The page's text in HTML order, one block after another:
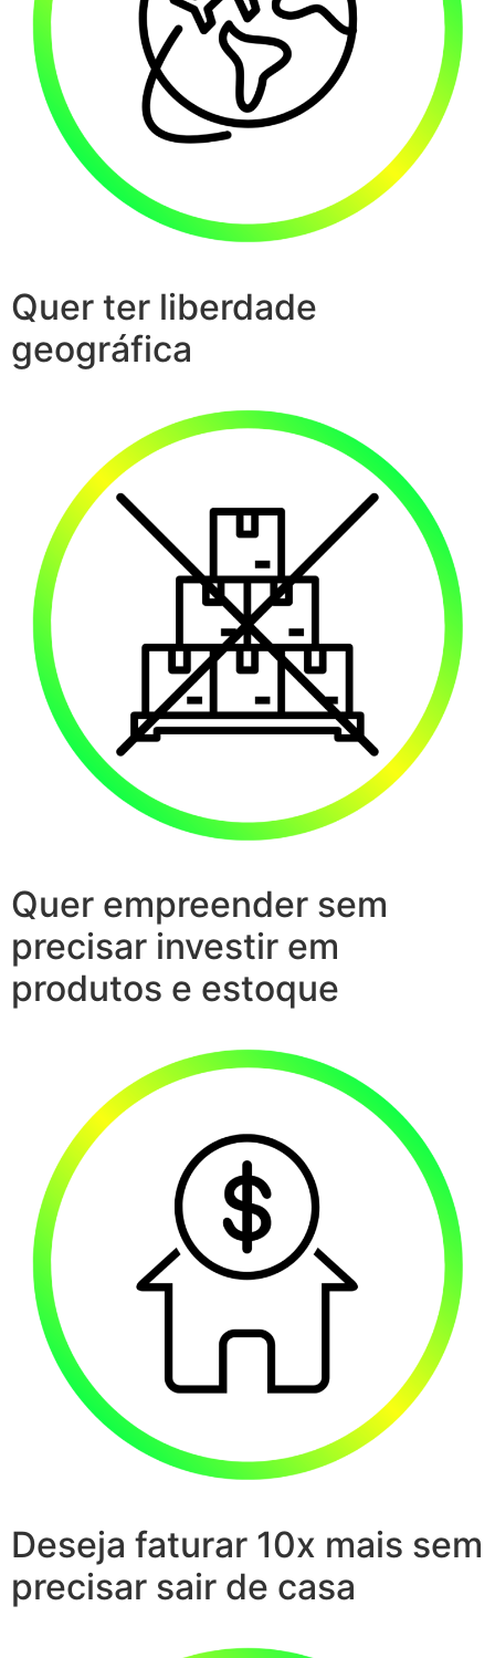
Quer ter liberdade
geográfica
Quer empreender sem
precisar investir em
produtos e estoque
Deseja faturar 10x mais sem
precisar sair de casa